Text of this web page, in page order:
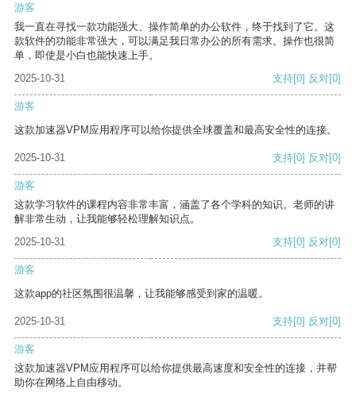
游客
我一直在寻找一款功能强大、操作简单的办公软件，终于找到了它。这
款软件的功能非常强大，可以满足我日常办公的所有需求。操作也很简
单，即使是小白也能快速上手。
2025-10-31
支持[0] 反对[0]
游客
这款加速器VPM应用程序可以给你提供全球覆盖和最高安全性的连接。
2025-10-31 支持[0] 反对[0]
游客
这款学习软件的课程内容非常丰富，涵盖了各个学科的知识。老师的讲
解非常生动，让我能够轻松理解知识点。
2025-10-31
支持[0] 反对[0]
游客
这款app的社区氛围很温馨，让我能够感受到家的温暖。
2025-10-31 支持[0] 反对[0]
游客
这款加速器VPM应用程序可以给你提供最高速度和安全性的连接，并帮
助你在网络上自由移动。